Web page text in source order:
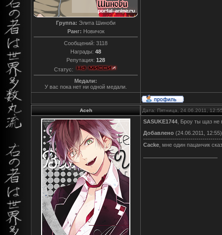
Группа: Элита Шиноби
Ранг: Новичок
Сообщений: 3118
Награды: 48
Репутация: 128
Статус:
Медали:
У вас пока нет ни одной медали.
Aceh Дата: Пятница, 24.06.2011,
SASUKE1744 , Броу ты щаз
Добавлено (24.06.2011, 12:55)
Cacke , мне один пацанчик